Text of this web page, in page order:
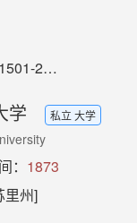
2441
学 私立 大学
： 1873
里州]